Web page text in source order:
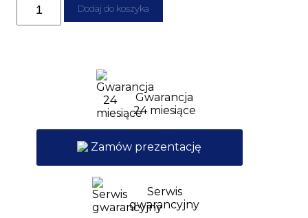
NKU31RFF
NuKeeper
Dodaj do koszyka
Gwarancja
24 miesiące
Zamów prezentację
Serwis
gwarancyjny